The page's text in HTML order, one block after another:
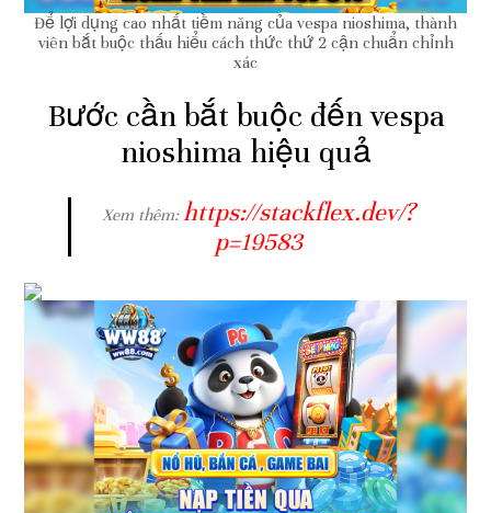
Để lợi dụng cao nhất tiềm năng của vespa nioshima, thành
viên bắt buộc thấu hiểu cách thức thứ 2 cận chuẩn chỉnh
xác
Bước cần bắt buộc đến vespa
nioshima hiệu quả
Xem thêm: https://stackflex.dev/?
p=19583